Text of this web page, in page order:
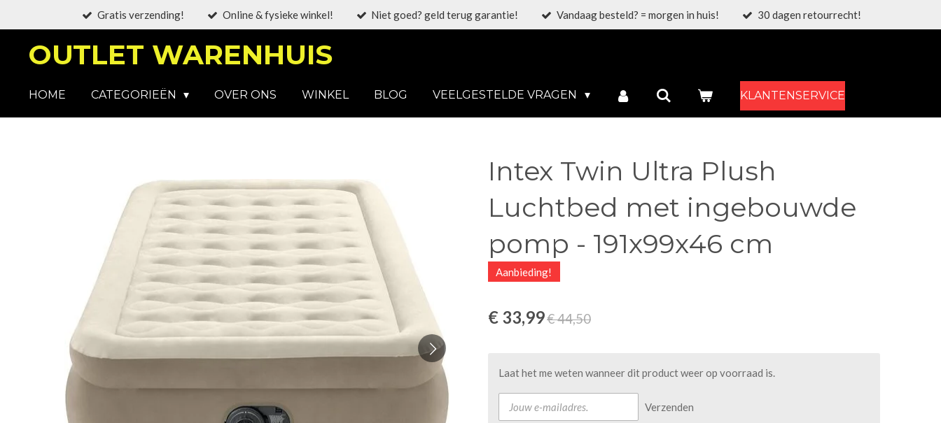
hoofdinhoud
Gratis verzending! Online & fysieke winkel! Niet goed? geld terug garantie! Vandaag besteld? = morgen in huis! 30 dagen retourrecht!
OUTLET WARENHUIS
HOME CATEGORIEËN OVER ONS WINKEL BLOG VEELGESTELDE VRAGEN KLANTENSERVICE
Intex Twin Ultra Plush
Luchtbed met ingebouwde
pomp - 191x99x46 cm
Aanbieding!
€ 33,99€ 44,50
Laat het me weten wanneer dit product weer op voorraad is.
Verzenden